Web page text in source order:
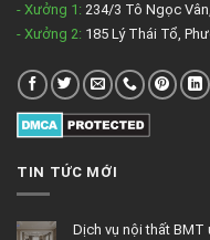
- Xưởng 1: 234/3 Tô Ngọc
- Xưởng 2: 185 Lý Thái Tổ,
TIN TỨC MỚI
Dịch vụ nội thất